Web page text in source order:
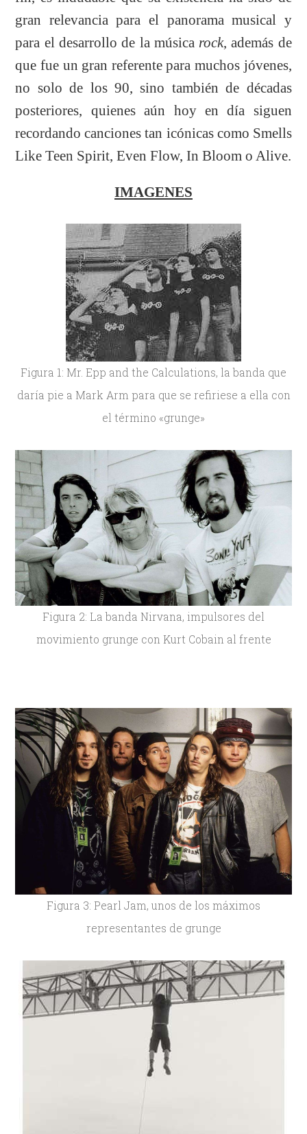
gran relevancia para el panorama musical y
para el desarrollo de la música rock, además de
que fue un gran referente para muchos jóvenes,
no solo de los 90, sino también de décadas
posteriores, quienes aún hoy en día siguen
recordando canciones tan icónicas como Smells
Like Teen Spirit, Even Flow, In Bloom o Alive.
IMAGENES
Figura 1: Mr. Epp and the Calculations, la banda que
daría pie a Mark Arm para que se refiriese a ella con
el término «grunge»
Figura 2: La banda Nirvana, impulsores del
movimiento grunge con Kurt Cobain al frente
Figura 3: Pearl Jam, unos de los máximos
representantes de grunge